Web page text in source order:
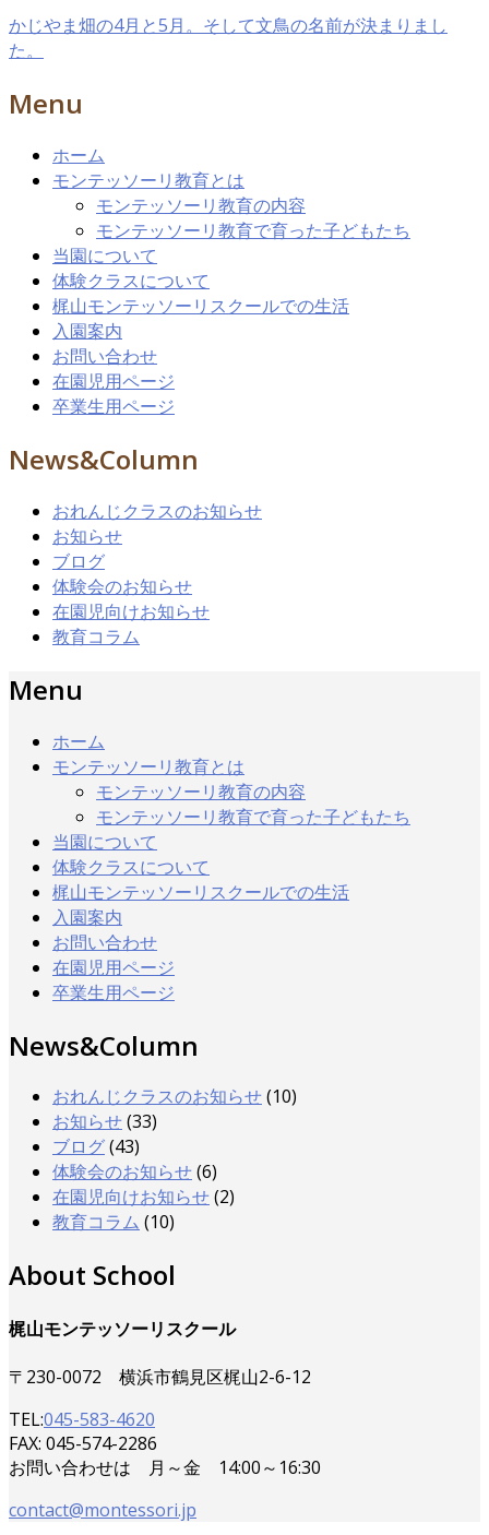
かじやま畑の4月と5月。そして文鳥の名前が決まりまし
た。
Menu
ホーム
モンテッソーリ教育とは
モンテッソーリ教育の内容
モンテッソーリ教育で育った子どもたち
当園について
体験クラスについて
梶山モンテッソーリスクールでの生活
入園案内
お問い合わせ
在園児用ページ
卒業生用ページ
News&Column
おれんじクラスのお知らせ
お知らせ
ブログ
体験会のお知らせ
在園児向けお知らせ
教育コラム
Menu
ホーム
モンテッソーリ教育とは
モンテッソーリ教育の内容
モンテッソーリ教育で育った子どもたち
当園について
体験クラスについて
梶山モンテッソーリスクールでの生活
入園案内
お問い合わせ
在園児用ページ
卒業生用ページ
News&Column
おれんじクラスのお知らせ(10)
お知らせ(33)
ブログ(43)
体験会のお知らせ(6)
在園児向けお知らせ(2)
教育コラム (10)
About School
梶山モンテッソーリスクール
〒230-0072 横浜市鶴見区梶山2-6-12
TEL:045-583-4620
FAX: 045-574-2286
お問い合わせは 月～金 14:00～16:30
contact@montessori.jp